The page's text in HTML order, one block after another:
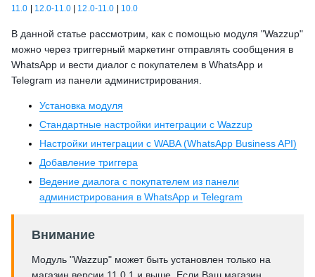
11.0
12.0-11.0| 12.0-11.0 10.0
В данной статье рассмотрим, как с помощью модуля "Wazzup"
можно через триггерный маркетинг отправлять сообщения в
WhatsApp и вести диалог с покупателем в WhatsApp и
Telegram из панели администрирования.
Установка модуля
Стандартные настройки интеграции с Wazzup
Настройки интеграции с WABA (WhatsApp Business API)
Добавление триггера
Ведение диалога с покупателем из панели
администрирования в WhatsApp и Telegram
Внимание
Модуль "Wazzup" может быть установлен только на